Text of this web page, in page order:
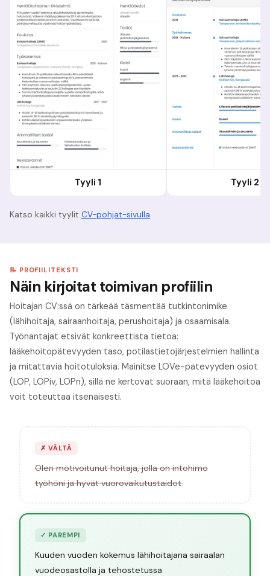
Tyyli 1 Tyyli 2
Katso kaikki tyylit CV-pohjat-sivulla.
📝 PROFIILITEKSTI
Näin kirjoitat toimivan profiilin
Hoitajan CV:ssä on tärkeää täsmentää tutkintonimike
(lähihoitaja, sairaanhoitaja, perushoitaja) ja osaamisala.
Työnantajat etsivät konkreettista tietoa:
lääkehoitopätevyyden taso, potilastietojärjestelmien hallinta
ja mitattavia hoitotuloksia. Mainitse LOVe-pätevyyden osiot
(LOP, LOPiv, LOPn), sillä ne kertovat suoraan, mitä lääkehoitoa
voit toteuttaa itsenäisesti.
✗ VÄLTÄ
Olen motivoitunut hoitaja, jolla on intohimo
työhöni ja hyvät vuorovaikutustaidot.
✓ PAREMPI
Kuuden vuoden kokemus lähihoitajana sairaalan
vuodeosastolla ja tehostetussa